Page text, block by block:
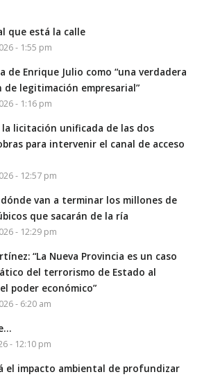
que está la calle
- 1:55 pm
de Enrique Julio como “una verdadera
de legitimación empresarial”
- 1:16 pm
la licitación unificada de las dos
para intervenir el canal de acceso
- 12:57 pm
van a terminar los millones de
que sacarán de la ría
- 12:29 pm
“La Nueva Provincia es un caso
del terrorismo de Estado al
poder económico”
- 6:20 am
- 12:10 pm
el impacto ambiental de profundizar